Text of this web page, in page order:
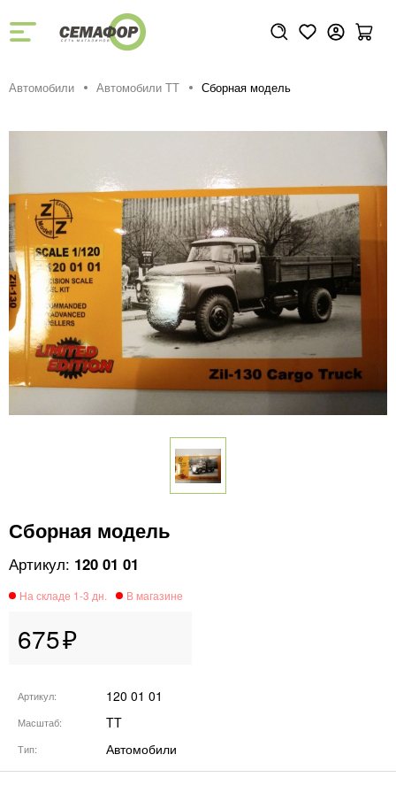
Автомобили Автомобили ТТ Сборная модель
Сборная модель
120 01 01
675
Артикул 120 01 01
Масштаб TT
Тип Автомобили